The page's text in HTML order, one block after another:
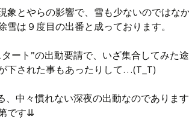
象とやらの影響で、雪も少ないのではな
雪は９度目の出番と成っております。
ート”の出動要請で、いざ集合してみた
下された事もあったりして…(T_T)
、中々慣れない深夜の出動なのでありま
です⇊